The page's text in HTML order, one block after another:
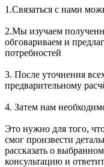
1.Связаться с нами
2.Мы изучаем
обговариваем и
потребностей
3. После уточнения
предварительному
4. Затем нам
Это нужно для того,
смог произвести
рассказать о
консультацию и